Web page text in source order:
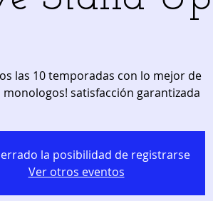
las 10 temporadas con lo mejor de
satisfacción garantizada
la posibilidad de registrarse
Ver otros eventos